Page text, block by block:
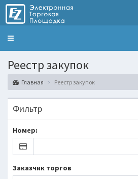
Toggle
Реестр закупок
Главная Реестр закупок
Фильтр
Номер:
Заказчик торгов